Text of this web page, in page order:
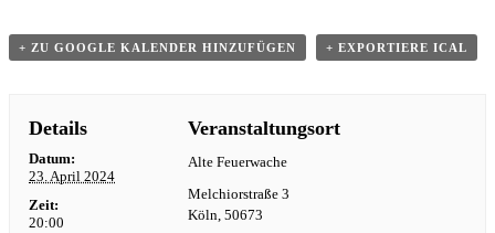
+ ZU GOOGLE KALENDER HINZUFÜGEN + EXPORTIERE ICAL
Details
Datum:
23. April 2024
Zeit:
20:00
Veranstaltungsort
Alte Feuerwache
Melchiorstraße 3
Köln 50673